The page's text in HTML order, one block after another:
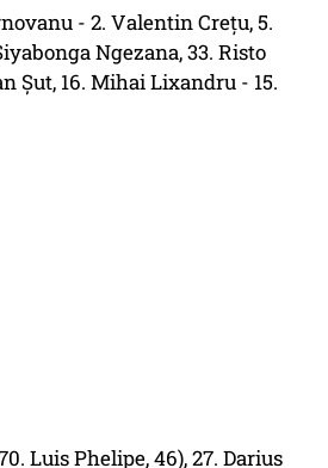
- 2. Valentin Creţu, 5.
Ngezana, 33. Risto
Şut, 16. Mihai Lixandru - 15.
Luis Phelipe, 46), 27. Darius